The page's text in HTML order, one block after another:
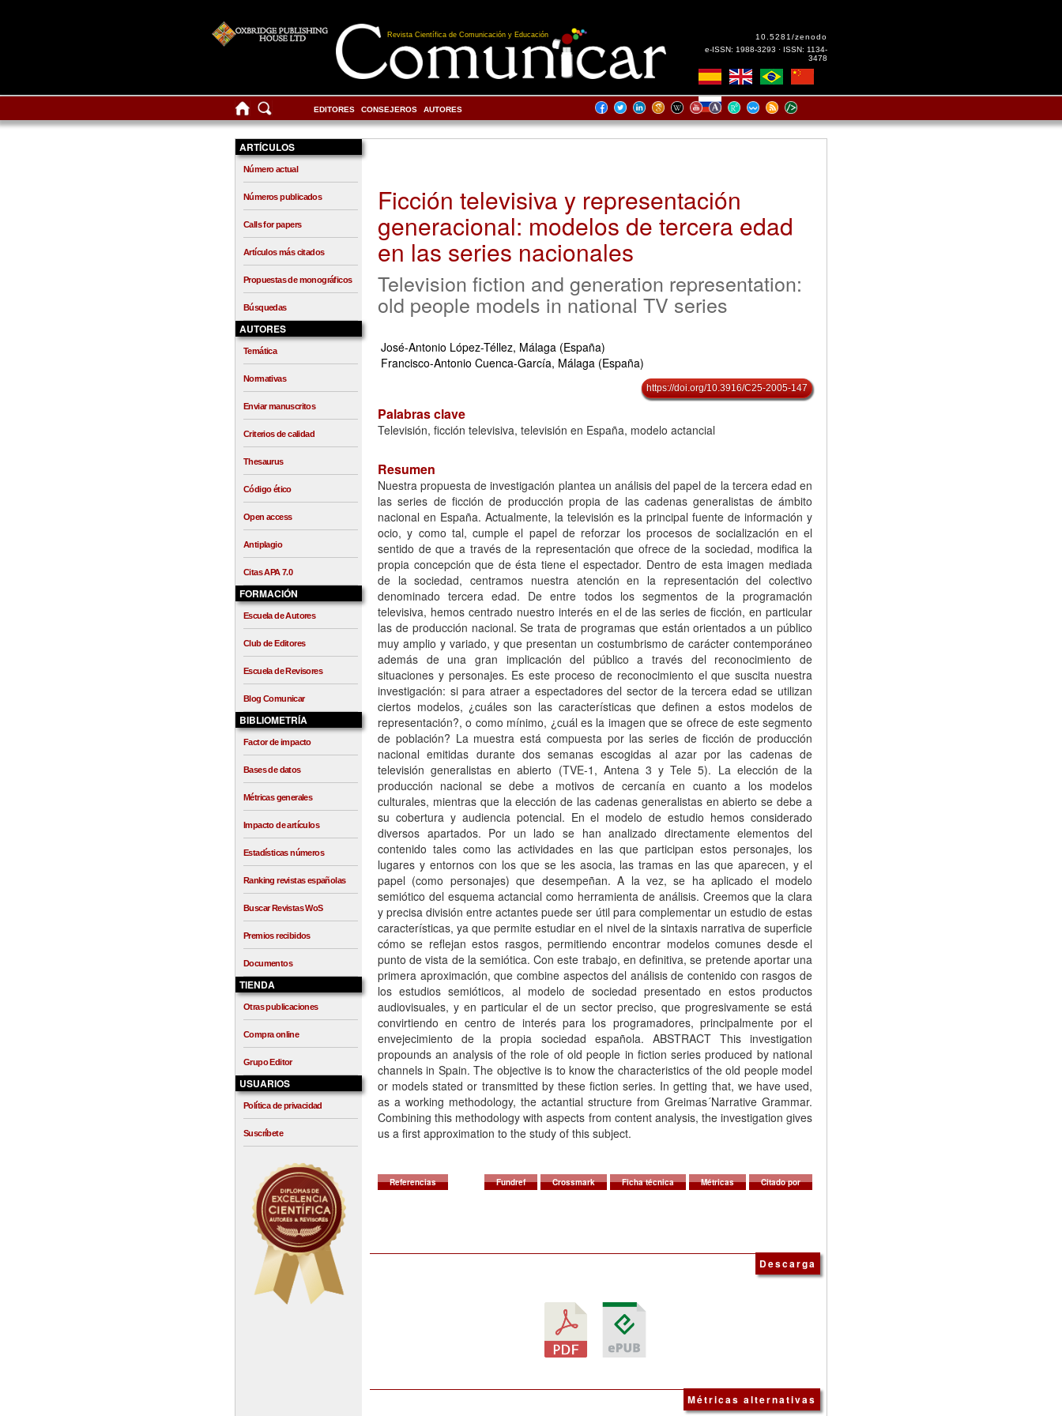
Revista Científica de Comunicación y Educación
10.5281/zenodo
e-ISSN: 1988-3293 · ISSN: 1134-
3478
EDITORES CONSEJEROS AUTORES
ARTÍCULOS
Número actual
Números publicados
Calls for papers
Artículos más citados
Propuestas de monográficos
Búsquedas
AUTORES
Temática
Normativas
Enviar manuscritos
Criterios de calidad
Thesaurus
Código ético
Open access
Antiplagio
Citas APA 7.0
FORMACIÓN
Escuela de Autores
Club de Editores
Escuela de Revisores
Blog Comunicar
BIBLIOMETRÍA
Factor de impacto
Bases de datos
Métricas generales
Impacto de artículos
Estadísticas números
Ranking revistas españolas
Buscar Revistas WoS
Premios recibidos
Documentos
TIENDA
Otras publicaciones
Compra online
Grupo Editor
USUARIOS
Política de privacidad
Suscríbete
Ficción televisiva y representación
generacional: modelos de tercera edad
en las series nacionales
Television fiction and generation representation:
old people models in national TV series
José-Antonio López-Téllez, Málaga (España)
Francisco-Antonio Cuenca-García, Málaga (España)
https://doi.org/10.3916/C25-2005-147
Palabras clave
Televisión, ficción televisiva, televisión en España, modelo actancial
Resumen
Nuestra propuesta de investigación plantea un análisis del papel de la tercera edad en
las series de ficción de producción propia de las cadenas generalistas de ámbito
nacional en España. Actualmente, la televisión es la principal fuente de información y
ocio, y como tal, cumple el papel de reforzar los procesos de socialización en el
sentido de que a través de la representación que ofrece de la sociedad, modifica la
propia concepción que de ésta tiene el espectador. Dentro de esta imagen mediada
de la sociedad, centramos nuestra atención en la representación del colectivo
denominado tercera edad. De entre todos los segmentos de la programación
televisiva, hemos centrado nuestro interés en el de las series de ficción, en particular
las de producción nacional. Se trata de programas que están orientados a un público
muy amplio y variado, y que presentan un costumbrismo de carácter contemporáneo
además de una gran implicación del público a través del reconocimiento de
situaciones y personajes. Es este proceso de reconocimiento el que suscita nuestra
investigación: si para atraer a espectadores del sector de la tercera edad se utilizan
ciertos modelos, ¿cuáles son las características que definen a estos modelos de
representación?, o como mínimo, ¿cuál es la imagen que se ofrece de este segmento
de población? La muestra está compuesta por las series de ficción de producción
nacional emitidas durante dos semanas escogidas al azar por las cadenas de
televisión generalistas en abierto (TVE-1, Antena 3 y Tele 5). La elección de la
producción nacional se debe a motivos de cercanía en cuanto a los modelos
culturales, mientras que la elección de las cadenas generalistas en abierto se debe a
su cobertura y audiencia potencial. En el modelo de estudio hemos considerado
diversos apartados. Por un lado se han analizado directamente elementos del
contenido tales como las actividades en las que participan estos personajes, los
lugares y entornos con los que se les asocia, las tramas en las que aparecen, y el
papel (como personajes) que desempeñan. A la vez, se ha aplicado el modelo
semiótico del esquema actancial como herramienta de análisis. Creemos que la clara
y precisa división entre actantes puede ser útil para complementar un estudio de estas
características, ya que permite estudiar en el nivel de la sintaxis narrativa de superficie
cómo se reflejan estos rasgos, permitiendo encontrar modelos comunes desde el
punto de vista de la semiótica. Con este trabajo, en definitiva, se pretende aportar una
primera aproximación, que combine aspectos del análisis de contenido con rasgos de
los estudios semióticos, al modelo de sociedad presentado en estos productos
audiovisuales, y en particular el de un sector preciso, que progresivamente se está
convirtiendo en centro de interés para los programadores, principalmente por el
envejecimiento de la propia sociedad española. ABSTRACT This investigation
propounds an analysis of the role of old people in fiction series produced by national
channels in Spain. The objective is to know the characteristics of the old people model
or models stated or transmitted by these fiction series. In getting that, we have used,
as a working methodology, the actantial structure from Greimas´Narrative Grammar.
Combining this methodology with aspects from content analysis, the investigation gives
us a first approximation to the study of this subject.
Referencias Fundref Crossmark Ficha técnica Métricas Citado por
Descarga
Métricas alternativas